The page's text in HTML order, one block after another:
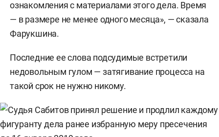
ознакомления с материалами этого дела. Время
— в размере не менее одного месяца», — сказала
Фарукшина.
Последние ее слова подсудимые встретили
недовольным гулом — затягивание процесса на
такой срок не нужно никому.